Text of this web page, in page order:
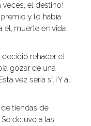
veces, el destino!
y lo había
él, muerte en vida
rehacer el
gozar de una
vez sería sí. ¡Y al
tiendas de
detuvo a las